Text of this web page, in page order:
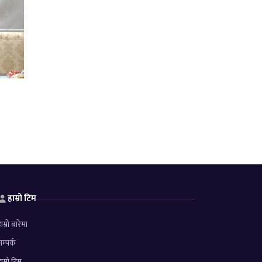
हाम्रो टिम
बारेमा